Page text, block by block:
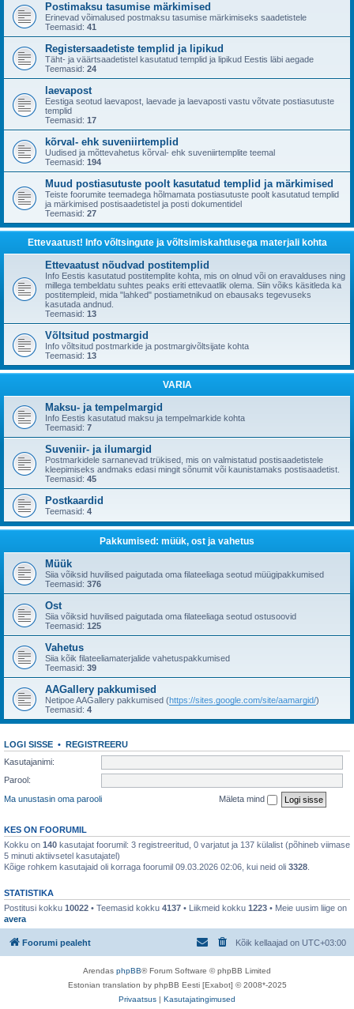
Postimaksu tasumise märkimised
Erinevad võimalused postmaksu tasumise märkimiseks saadetistele
Teemasid: 41
Registersaadetiste templid ja lipikud
Täht- ja väärtsaadetistel kasutatud templid ja lipikud Eestis läbi aegade
Teemasid: 24
laevapost
Eestiga seotud laevapost, laevade ja laevaposti vastu võtvate postiasutuste
templid
Teemasid: 17
kõrval- ehk suveniirtemplid
Uudised ja mõttevahetus kõrval- ehk suveniirtemplite teemal
Teemasid: 194
Muud postiasutuste poolt kasutatud templid ja märkimised
Teiste foorumite teemadega hõlmamata postiasutuste poolt kasutatud templid
ja märkimised postisaadetistel ja posti dokumentidel
Teemasid: 27
Ettevaatust! Info võltsingute ja võltsimiskahtlusega materjali kohta
Ettevaatust nõudvad postitemplid
Info Eestis kasutatud postitemplite kohta, mis on olnud või on eravalduses ning
millega tembeldatu suhtes peaks eriti ettevaatlik olema. Siin võiks käsitleda ka
postitempleid, mida "lahked" postiametnikud on ebausaks tegevuseks
kasutada andnud.
Teemasid: 13
Võltsitud postmargid
Info võltsitud postmarkide ja postmargivõltsijate kohta
Teemasid: 13
VARIA
Maksu- ja tempelmargid
Info Eestis kasutatud maksu ja tempelmarkide kohta
Teemasid: 7
Suveniir- ja ilumargid
Postmarkidele sarnanevad trükised, mis on valmistatud postisaadetistele
kleepimiseks andmaks edasi mingit sõnumit või kaunistamaks postisaadetist.
Teemasid: 45
Postkaardid
Teemasid: 4
Pakkumised: müük, ost ja vahetus
Müük
Siia võiksid huvilised paigutada oma filateeliaga seotud müügipakkumised
Teemasid: 376
Ost
Siia võiksid huvilised paigutada oma filateeliaga seotud ostusoovid
Teemasid: 125
Vahetus
Siia kõik filateeliamaterjalide vahetuspakkumised
Teemasid: 39
AAGallery pakkumised
Netipoe AAGallery pakkumised (https://sites.google.com/site/aamargid/)
Teemasid: 4
LOGI SISSE • REGISTREERU
Kasutajanimi:
Parool:
Ma unustasin oma parooli
Mäleta mind
KES ON FOORUMIL
Kokku on 140 kasutajat foorumil: 3 registreeritud, 0 varjatut ja 137 külalist (põhineb viimase
5 minuti aktiivsetel kasutajatel)
Kõige rohkem kasutajaid oli korraga foorumil 09.03.2026 02:06, kui neid oli 3328
STATISTIKA
Postitusi kokku 10022 • Teemasid kokku 4137 • Liikmeid kokku 1223 • Meie uusim liige on
avera
Foorumi pealeht Kõik kellaajad on UTC+03:00
Arendas phpBB® Forum Software © phpBB Limited
Estonian translation by phpBB Eesti [Exabot] © 2008*-2025
Privaatsus | Kasutajatingimused